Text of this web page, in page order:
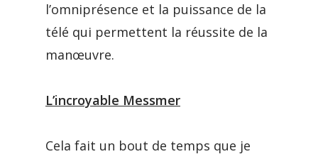
l’omniprésence et la puissance de la
télé qui permettent la réussite de la
manœuvre.
L’incroyable Messmer
Cela fait un bout de temps que je